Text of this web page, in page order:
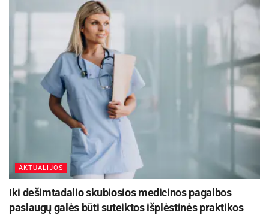
AKTUALIJOS
Iki dešimtadalio skubiosios medicinos pagalbos
paslaugų galės būti suteiktos išplėstinės praktikos